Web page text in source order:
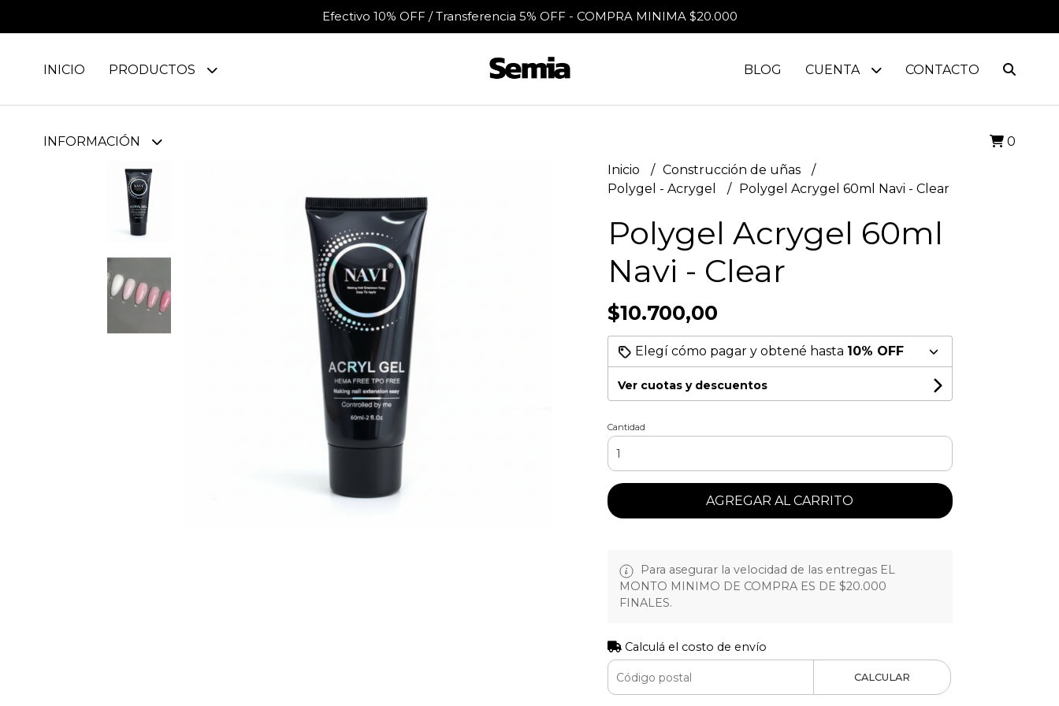
Efectivo 10% OFF / Transferencia 5% OFF - COMPRA MINIMA $20.000
INICIO PRODUCTOS
INFORMACIÓN
BLOG CUENTA CONTACTO
0
Inicio
Construcción de uñas
Polygel - Acrygel
Polygel Acrygel 60ml Navi - Clear
Polygel Acrygel 60ml
Navi - Clear
$10.700,00
Elegí cómo pagar y obtené hasta 10% OFF
Ver cuotas y descuentos
Cantidad
AGREGAR AL CARRITO
Para asegurar la velocidad de las entregas EL
MONTO MINIMO DE COMPRA ES DE $20.000
FINALES.
Calculá el costo de envío
CALCULAR